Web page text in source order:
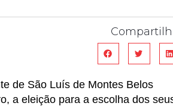
de São Luís de Montes Belos
a eleição para a escolha dos